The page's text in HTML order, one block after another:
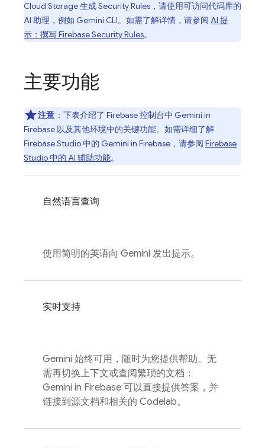
Cloud Storage生成Security Rules ，请使用可访问代码库的
AI 助理，例如 Gemini CLI。如需了解详情，请参阅 AI 提
示：撰写 Firebase Security Rules。
主要功能
注意 ：下表介绍了 Firebase控制台中 Gemini in
Firebase 以及其他环境中的关键功能。如需详细了解
Firebase Studio中的 Gemini in Firebase ，请参阅 Firebase
Studio中的 AI 辅助功能。
自然语言查询
使用简明的英语向 Gemini 发出提示。
实时支持
Gemini 始终可用，随时为您提供帮助。无
需再切换上下文或查阅繁琐的文档：
Gemini in Firebase 可以直接提供答案，并
链接到源文档和相关的 Codelab。